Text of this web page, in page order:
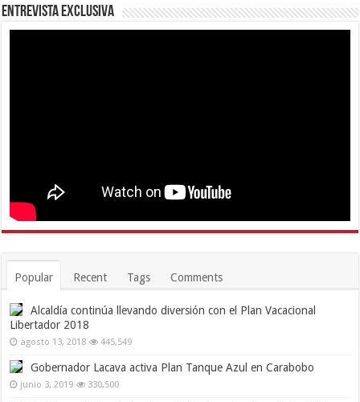
Entrevista Exclusiva
Popular Recent Tags Comments
Alcaldía continúa llevando diversión con el Plan Vacacional
Libertador 2018
agosto 13, 2018 445,549
Gobernador Lacava activa Plan Tanque Azul en Carabobo
junio 3, 2019 330,500